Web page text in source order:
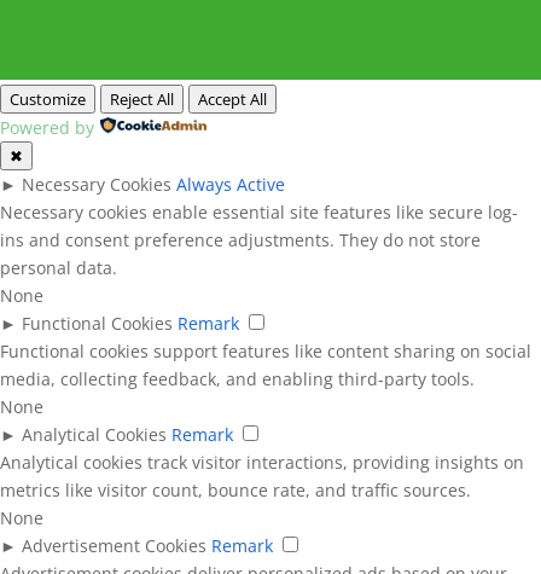
Customize Reject All Accept All
Powered by
✖
► Necessary Cookies Always Active
Necessary cookies enable essential site features like secure log-
ins and consent preference adjustments. They do not store
personal data.
None
► Functional Cookies Remark
Functional cookies support features like content sharing on social
media, collecting feedback, and enabling third-party tools.
None
► Analytical Cookies Remark
Analytical cookies track visitor interactions, providing insights on
metrics like visitor count, bounce rate, and traffic sources.
None
► Advertisement Cookies Remark